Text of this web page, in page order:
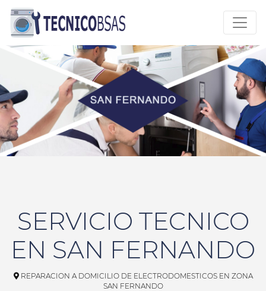
SERVICIO TECNICO
EN SAN FERNANDO
REPARACION A DOMICILIO DE ELECTRODOMESTICOS EN ZONA
SAN FERNANDO